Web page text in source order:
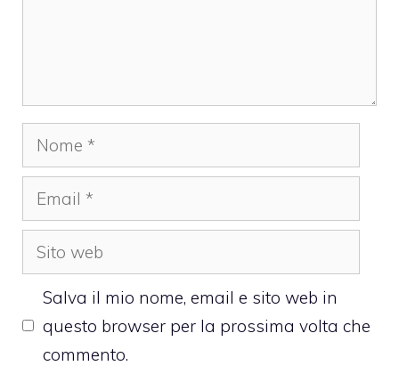
Nome
Email
Sito
web
Salva il mio nome, email e sito web in
questo browser per la prossima volta che
commento.